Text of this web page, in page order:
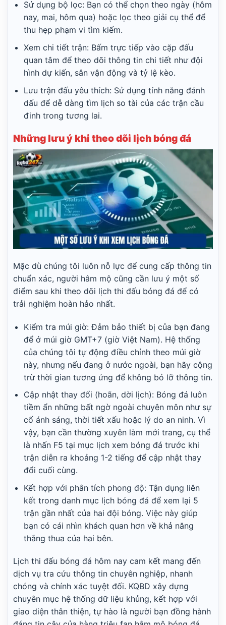
Sử dụng bộ lọc: Bạn có thể chọn theo ngày (hôm
nay, mai, hôm qua) hoặc lọc theo giải cụ thể để
thu hẹp phạm vi tìm kiếm.
Xem chi tiết trận: Bấm trực tiếp vào cặp đấu
quan tâm để theo dõi thông tin chi tiết như đội
hình dự kiến, sân vận động và tỷ lệ kèo.
Lưu trận đấu yêu thích: Sử dụng tính năng đánh
dấu để dễ dàng tìm lịch so tài của các trận cầu
đinh trong tương lai.
Những lưu ý khi theo dõi lịch bóng đá
Mặc dù chúng tôi luôn nỗ lực để cung cấp thông tin
chuẩn xác, người hâm mộ cũng cần lưu ý một số
điểm sau khi theo dõi lịch thi đấu bóng đá để có
trải nghiệm hoàn hảo nhất.
Kiểm tra múi giờ: Đảm bảo thiết bị của bạn đang
để ở múi giờ GMT+7 (giờ Việt Nam). Hệ thống
của chúng tôi tự động điều chỉnh theo múi giờ
này, nhưng nếu đang ở nước ngoài, bạn hãy cộng
trừ thời gian tương ứng để không bỏ lỡ thông tin.
Cập nhật thay đổi (hoãn, dời lịch): Bóng đá luôn
tiềm ẩn những bất ngờ ngoài chuyên môn như sự
cố ánh sáng, thời tiết xấu hoặc lý do an ninh. Vì
vậy, bạn cần thường xuyên làm mới trang, cụ thể
là nhấn F5 tại mục lịch xem bóng đá trước khi
trận diễn ra khoảng 1-2 tiếng để cập nhật thay
đổi cuối cùng.
Kết hợp với phân tích phong độ: Tận dụng liên
kết trong danh mục lịch bóng đá để xem lại 5
trận gần nhất của hai đội bóng. Việc này giúp
bạn có cái nhìn khách quan hơn về khả năng
thắng thua của hai bên.
Lịch thi đấu bóng đá hôm nay cam kết mang đến
dịch vụ tra cứu thông tin chuyên nghiệp, nhanh
chóng và chính xác tuyệt đối. KQBD xây dựng
chuyên mục hệ thống dữ liệu khủng, kết hợp với
giao diện thân thiện, tự hào là người bạn đồng hành